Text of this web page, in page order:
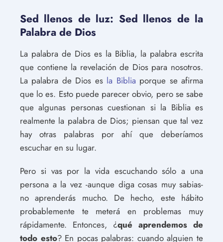
Sed llenos de luz: Sed llenos de la
Palabra de Dios
La palabra de Dios es la Biblia, la palabra escrita
que contiene la revelación de Dios para nosotros.
La palabra de Dios es la Bibliaporque se afirma
que lo es. Esto puede parecer obvio, pero se sabe
que algunas personas cuestionan si la Biblia es
realmente la palabra de Dios; piensan que tal vez
hay otras palabras por ahí que deberíamos
escuchar en su lugar.
Pero si vas por la vida escuchando sólo a una
persona a la vez -aunque diga cosas muy sabias-
no aprenderás mucho. De hecho, este hábito
probablemente te meterá en problemas muy
rápidamente. Entonces, ¿qué aprendemos de
todo esto? En pocas palabras: cuando alguien te